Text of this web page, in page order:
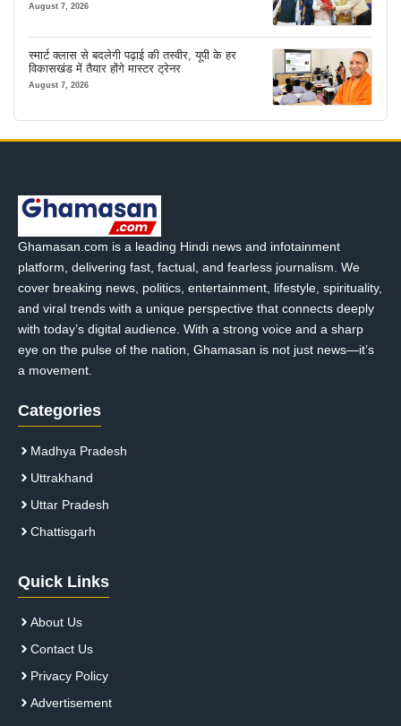
आता है
August 7, 2026
स्मार्ट क्लास से बदलेगी पढ़ाई की तस्वीर, यूपी के हर
विकासखंड में तैयार होंगे मास्टर ट्रेनर
August 7, 2026
Ghamasan.com is a leading Hindi news and infotainment
platform, delivering fast, factual, and fearless journalism. We
cover breaking news, politics, entertainment, lifestyle, spirituality,
and viral trends with a unique perspective that connects deeply
with today’s digital audience. With a strong voice and a sharp
eye on the pulse of the nation, Ghamasan is not just news—it’s
a movement.
Categories
Madhya Pradesh
Uttrakhand
Uttar Pradesh
Chattisgarh
Quick Links
About Us
Contact Us
Privacy Policy
Advertisement